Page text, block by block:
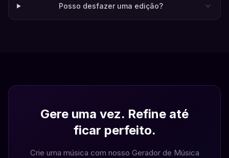
Posso desfazer uma edição?
Gere uma vez. Refine até
ficar perfeito.
Crie uma música com nosso Gerador de Música